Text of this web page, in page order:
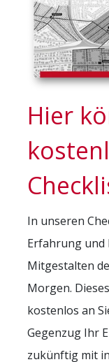
Hier
In unseren
Erfahrung und
Mitgestalten
Morgen.
kostenlos an
Gegenzug Ihr
zukünftig mit
Statistik
anonym.
verstehen,
Website
Matomo
Hosting]
Name:
AVAT
Erhebung
Nutzung
Cookie
30 Tage